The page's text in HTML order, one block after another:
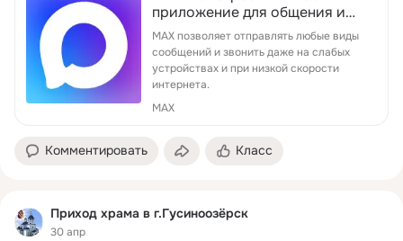
приложение для общения и
решения пов…
MAX позволяет отправлять любые виды
сообщений и звонить даже на слабых
устройствах и при низкой скорости
интернета.
MAX
Комментировать Класс
Приход храма в г.Гусиноозёрск
30 апр